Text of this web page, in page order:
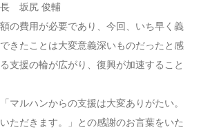
坂尻 俊輔
の費用が必要であり、今回、いち早く義
きたことは大変意義深いものだったと感
支援の輪が広がり、復興が加速すること
マルハンからの支援は大変ありがたい。
ただきます。」との感謝のお言葉をいた